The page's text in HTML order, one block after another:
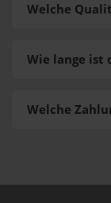
Welche
Welche
Wie lange ist